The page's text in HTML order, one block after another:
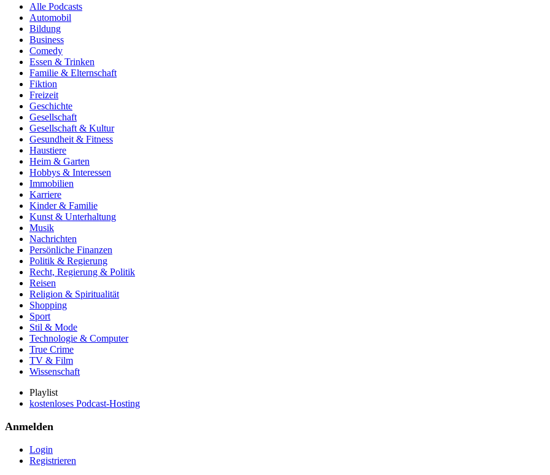
Alle Podcasts
Automobil
Bildung
Business
Comedy
Essen & Trinken
Familie & Elternschaft
Fiktion
Freizeit
Geschichte
Gesellschaft
Gesellschaft & Kultur
Gesundheit & Fitness
Haustiere
Heim & Garten
Hobbys & Interessen
Immobilien
Karriere
Kinder & Familie
Kunst & Unterhaltung
Musik
Nachrichten
Persönliche Finanzen
Politik & Regierung
Recht, Regierung & Politik
Reisen
Religion & Spiritualität
Shopping
Sport
Stil & Mode
Technologie & Computer
True Crime
TV & Film
Wissenschaft
Playlist
kostenloses Podcast-Hosting
Anmelden
Login
Registrieren